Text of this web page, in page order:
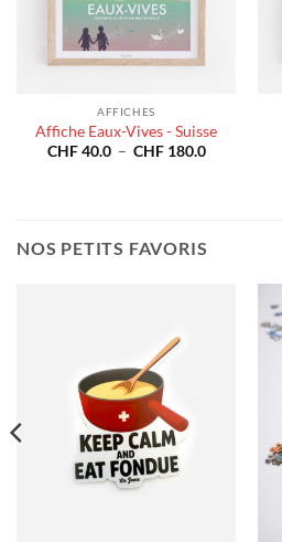
AFFICHES
Affiche Eaux-Vives - Suisse
CHF40.0 – CHF180.0Plage
NOS PETITS FAVORIS